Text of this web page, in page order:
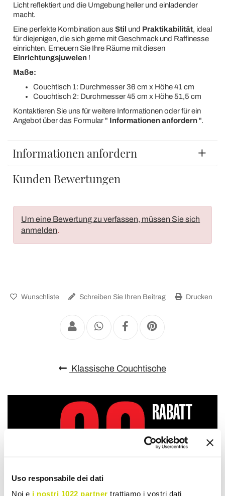
Uso responsabile dei dati
Noi e i nostri 1022 partner trattiamo i vostri dati
Licht reflektiert und die Umgebung heller und einladender
macht.
Eine perfekte Kombination aus Stil und Praktikabilität, ideal
für diejenigen, die sich gerne mit Geschmack und Raffinesse
einrichten. Erneuern Sie Ihre Räume mit diesen
Einrichtungsjuwelen !
Maße:
Couchtisch 1: Durchmesser 36 cm x Höhe 41 cm
Couchtisch 2: Durchmesser 45 cm x Höhe 51,5 cm
Kontaktieren Sie uns für weitere Informationen oder für ein
Angebot über das Formular " Informationen anfordern ".
Informationen anfordern
Kunden Bewertungen
Um eine Bewertung zu verfassen, müssen Sie sich
anmelden.
Wunschliste Schreiben Sie Ihren Beitrag Drucken
Klassische Couchtische